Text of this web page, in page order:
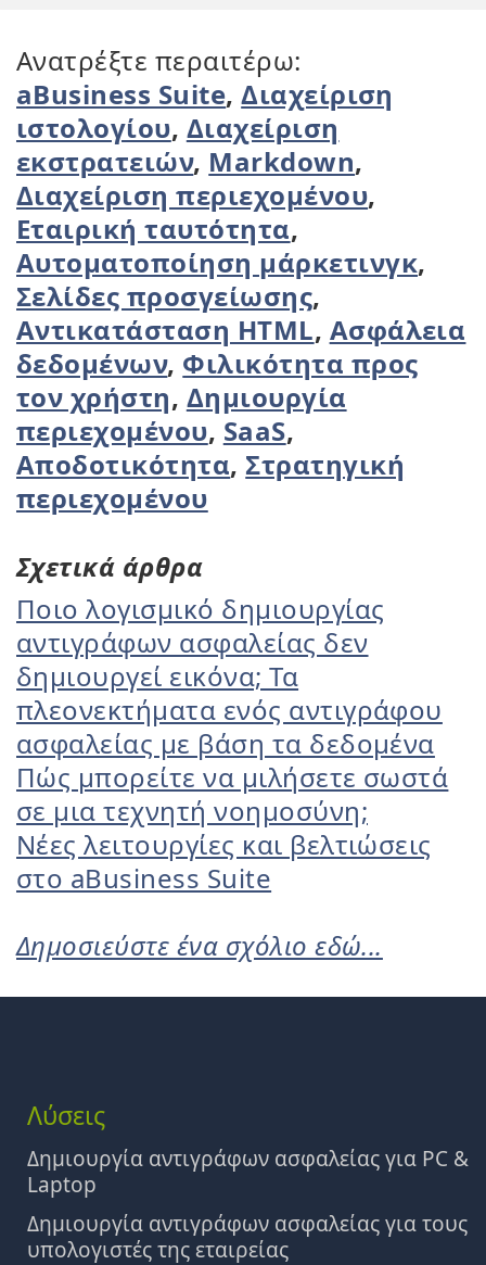
Ανατρέξτε περαιτέρω:
aBusiness Suite,Διαχείριση
ιστολογίου, Διαχείριση
εκστρατειών, Markdown,
Διαχείριση περιεχομένου,
Εταιρική ταυτότητα,
Αυτοματοποίηση μάρκετινγκ,
Σελίδες προσγείωσης,
Αντικατάσταση HTML, Ασφάλεια
δεδομένων, Φιλικότητα προς
τον χρήστη, Δημιουργία
περιεχομένου, SaaS,
Αποδοτικότητα, Στρατηγική
περιεχομένου
Σχετικά άρθρα
Ποιο λογισμικό δημιουργίας
αντιγράφων ασφαλείας δεν
δημιουργεί εικόνα; Τα
πλεονεκτήματα ενός αντιγράφου
ασφαλείας με βάση τα δεδομένα
Πώς μπορείτε να μιλήσετε σωστά
σε μια τεχνητή νοημοσύνη;
Νέες λειτουργίες και βελτιώσεις
στο aBusiness Suite
Δημοσιεύστε ένα σχόλιο εδώ...
Λύσεις
Δημιουργία αντιγράφων ασφαλείας για PC &
Laptop
Δημιουργία αντιγράφων ασφαλείας για τους
υπολογιστές της εταιρείας